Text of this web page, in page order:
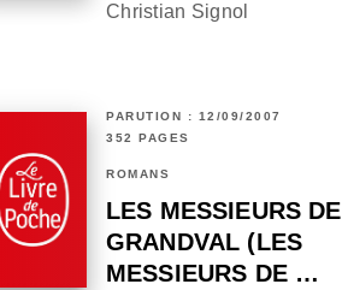
Christian Signol
PARUTION : 12/09/2007
352 PAGES
ROMANS
LES MESSIEURS DE
GRANDVAL (LES
MESSIEURS DE …